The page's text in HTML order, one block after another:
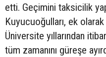
etti. Geçimini taksicilik
Kuyucuoğulları, ek
Üniversite yıllarından
tüm zamanını güreşe